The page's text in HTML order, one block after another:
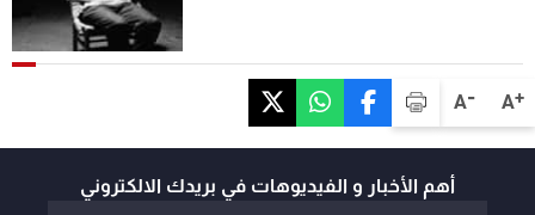
A+
A-
أهم الأخبار و الفيديوهات في بريدك الالكتروني